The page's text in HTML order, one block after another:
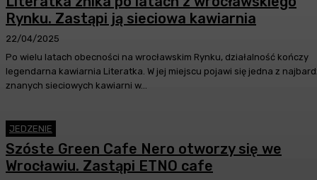
Rynku. Zastąpi ją sieciowa kawiarnia
22/04/2025
Po wielu latach obecności na wrocławskim Rynku, działalność kończy
legendarna kawiarnia Literatka. W jej miejscu pojawi się jedna z
znanych sieciowych kawiarni w...
JEDZENIE
Szóste Green Cafe Nero otworzy się we
Wrocławiu. Zastąpi ETNO cafe